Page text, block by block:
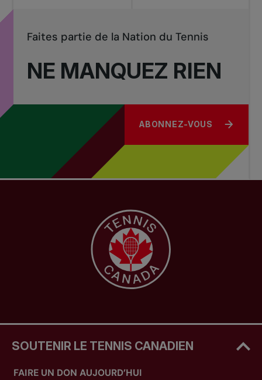
NE MANQUEZ RIEN
Faites partie de la Nation du Tennis
ABONNEZ-VOUS
SOUTENIR LE TENNIS CANADIEN
FAIRE UN DON AUJOURD’HUI